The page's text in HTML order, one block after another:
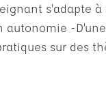
s'adapte
-
sur des